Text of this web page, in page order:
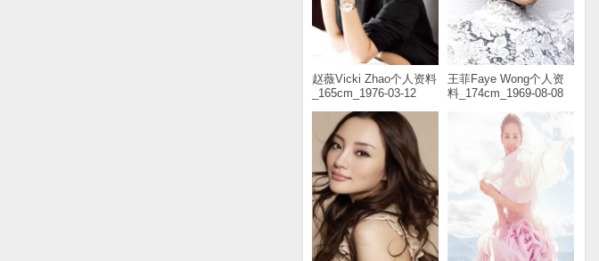
赵薇Vicki Zhao个人资料
_165cm_1976-03-12
王菲Faye Wong个人资
料_174cm_1969-08-08